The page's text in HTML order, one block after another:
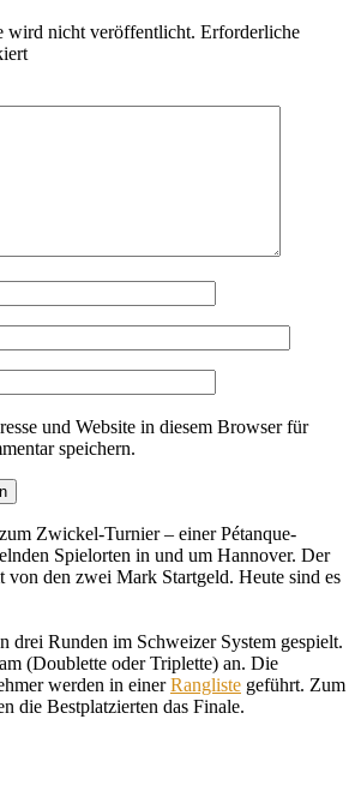
wird nicht veröffentlicht. Erforderliche
und Website in diesem Browser für
speichern.
Zwickel-Turnier – einer Pétanque-
Spielorten in und um Hannover. Der
von den zwei Mark Startgeld. Heute sind es
drei Runden im Schweizer System gespielt.
(Doublette oder Triplette) an. Die
werden in einerRangliste geführt. Zum
die Bestplatzierten das Finale.